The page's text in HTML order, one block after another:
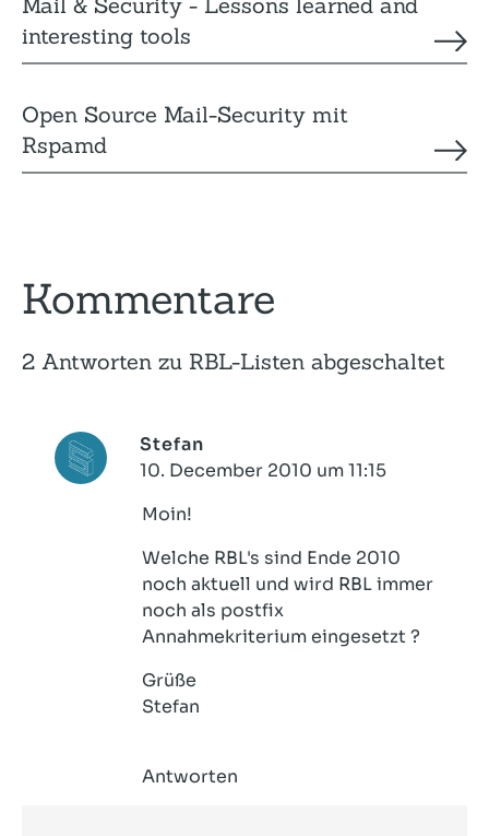
interesting tools
Open Source Mail-Security mit
Rspamd
Kommentare
2 Antworten zu RBL-Listen abgeschaltet
Stefan
10. December 2010 um 11:15
Moin!
Welche RBL's sind Ende 2010
noch aktuell und wird RBL immer
noch als postfix
Annahmekriterium eingesetzt ?
Grüße
Stefan
Antworten